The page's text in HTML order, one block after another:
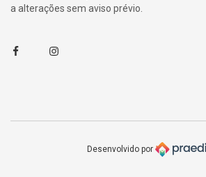
a alterações sem aviso prévio.
FacebookInstagram
Desenvolvido por